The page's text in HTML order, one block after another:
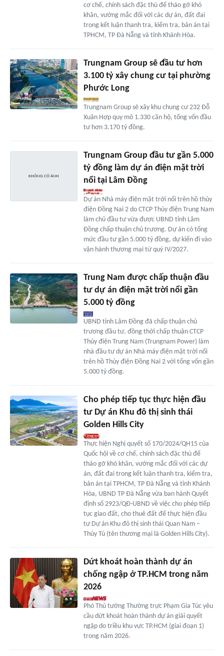
cơ chế, chính sách đặc thù để tháo gỡ khó
khăn, vướng mắc đối với các dự án, đất đai
trong kết luận thanh tra, kiểm tra, bản án tại
TPHCM, TP Đà Nẵng và tỉnh Khánh Hòa.
Trungnam Group sẽ đầu tư hơn
3.100 tỷ xây chung cư tại phường
Phước Long
Trungnam Group sẽ xây khu chung cư 232 Đỗ
Xuân Hợp quy mô 1.330 căn hộ, tổng vốn đầu
tư hơn 3.170 tỷ đồng.
Trungnam Group đầu tư gần 5.000
tỷ đồng làm dự án điện mặt trời
nổi tại Lâm Đồng
Dự án Nhà máy điện mặt trời nổi trên hồ thủy
điện Đồng Nai 2 do CTCP Thủy điện Trung Nam
làm chủ đầu tư vừa được UBND tỉnh Lâm
Đồng chấp thuận chủ trương. Dự án có tổng
mức đầu tư gần 5.000 tỷ đồng, dự kiến đi vào
vận hành thương mại từ quý IV/2027.
Trung Nam được chấp thuận đầu
tư dự án điện mặt trời nổi gần
5.000 tỷ đồng
UBND tỉnh Lâm Đồng đã chấp thuận chủ
trương đầu tư, đồng thời chấp thuận CTCP
Thủy điện Trung Nam (Trungnam Power) làm
nhà đầu tư dự án Nhà máy điện mặt trời nổi
trên hồ Thủy điện Đồng Nai 2 với tổng vốn gần
5.000 tỷ đồng.
Cho phép tiếp tục thực hiện đầu
tư Dự án Khu đô thị sinh thái
Golden Hills City
Thực hiện Nghị quyết số 170/2024/QH15 của
Quốc hội về cơ chế, chính sách đặc thù để
tháo gỡ khó khăn, vướng mắc đối với các dự
án, đất đai trong kết luận thanh tra, kiểm tra,
bản án tại TPHCM, TP Đà Nẵng và tỉnh Khánh
Hòa, UBND TP Đà Nẵng vừa ban hành Quyết
định số 2923/QĐ-UBND về việc cho phép tiếp
tục giao đất, cho thuê đất để thực hiện đầu
tư Dự án Khu đô thị sinh thái Quan Nam –
Thủy Tú (tên thương mại là Golden Hills City).
Dứt khoát hoàn thành dự án
chống ngập ở TP.HCM trong năm
2026
Phó Thủ tướng Thường trực Phạm Gia Túc yêu
cầu dứt khoát hoàn thành dự án giải quyết
ngập do triều khu vực TP.HCM (giai đoạn 1)
trong năm 2026.